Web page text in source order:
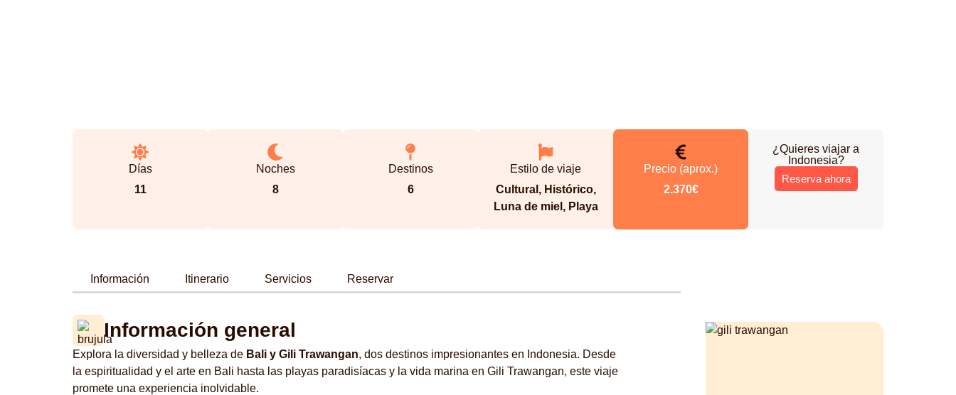
Días
11
Noches
8
Destinos
6
Estilo de viaje
Cultural , Histórico,
Luna de miel , Playa
Precio (aprox.)
2.370€
¿Quieres viajar a
Indonesia?
Reserva ahora
Información Itinerario Servicios Reservar
Información general
Explora la diversidad y belleza de Bali y Gili Trawangan, dos destinos impresionantes en Indonesia. Desde
la espiritualidad y el arte en Bali hasta las playas paradisíacas y la vida marina en Gili Trawangan, este viaje
promete una experiencia inolvidable.